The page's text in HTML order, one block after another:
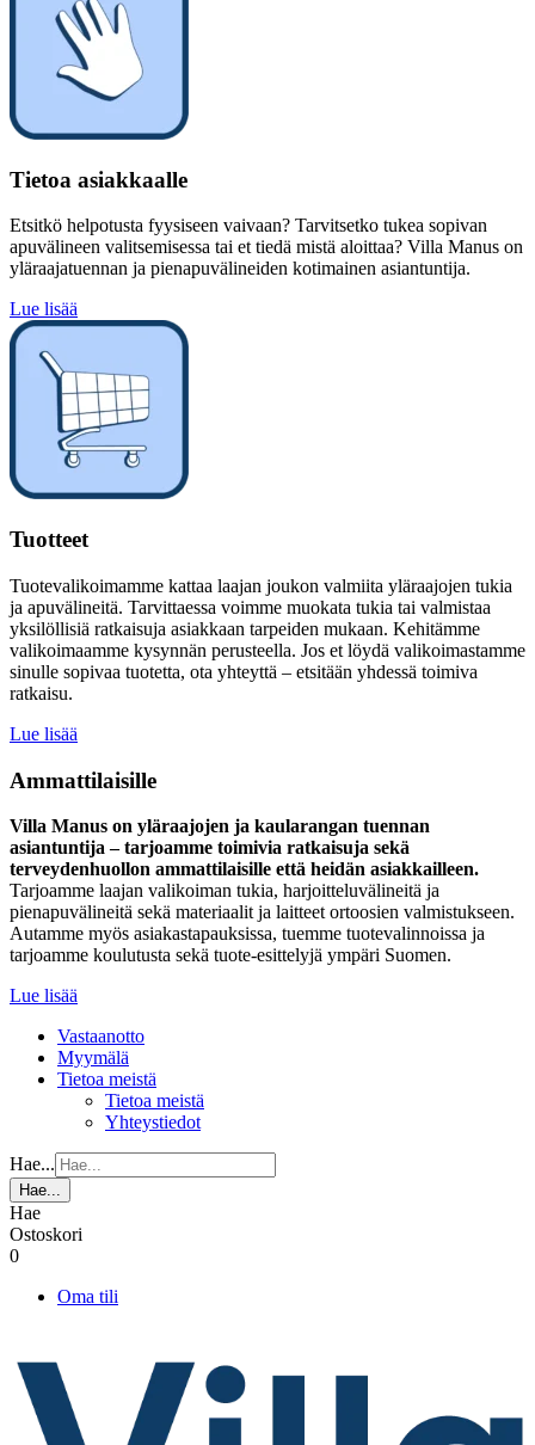
Tietoa asiakkaalle
Etsitkö helpotusta fyysiseen vaivaan? Tarvitsetko tukea sopivan
apuvälineen valitsemisessa tai et tiedä mistä aloittaa? Villa Manus on
yläraajatuennan ja pienapuvälineiden kotimainen asiantuntija.
Lue lisää
Tuotteet
Tuotevalikoimamme kattaa laajan joukon valmiita yläraajojen tukia
ja apuvälineitä. Tarvittaessa voimme muokata tukia tai valmistaa
yksilöllisiä ratkaisuja asiakkaan tarpeiden mukaan. Kehitämme
valikoimaamme kysynnän perusteella. Jos et löydä valikoimastamme
sinulle sopivaa tuotetta, ota yhteyttä – etsitään yhdessä toimiva
ratkaisu.
Lue lisää
Ammattilaisille
Villa Manus on yläraajojen ja kaularangan tuennan
asiantuntija – tarjoamme toimivia ratkaisuja sekä
terveydenhuollon ammattilaisille että heidän asiakkailleen.
Tarjoamme laajan valikoiman tukia, harjoitteluvälineitä ja
pienapuvälineitä sekä materiaalit ja laitteet ortoosien valmistukseen.
Autamme myös asiakastapauksissa, tuemme tuotevalinnoissa ja
tarjoamme koulutusta sekä tuote-esittelyjä ympäri Suomen.
Lue lisää
Vastaanotto
Myymälä
Tietoa meistä
Tietoa meistä
Yhteystiedot
Hae...
Hae...
Hae
Ostoskori
0
Oma tili